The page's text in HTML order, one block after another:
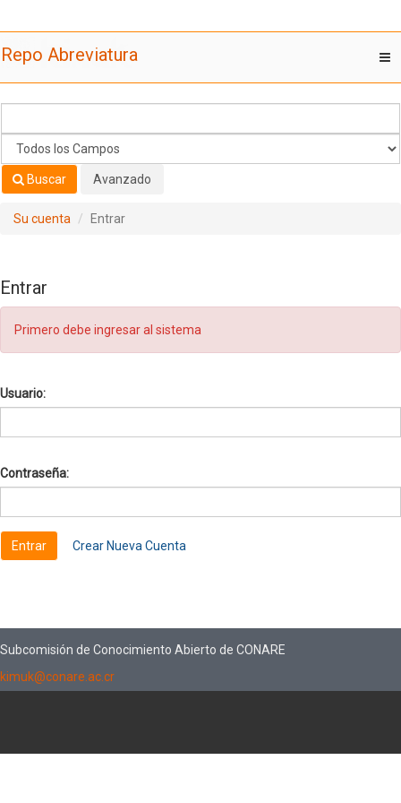
Repo Abreviatura
Buscar Avanzado
Su cuenta Entrar
Entrar
Primero debe ingresar al sistema
Usuario:
Contraseña:
Crear Nueva Cuenta
Subcomisión de Conocimiento Abierto de CONARE
kimuk@conare.ac.cr